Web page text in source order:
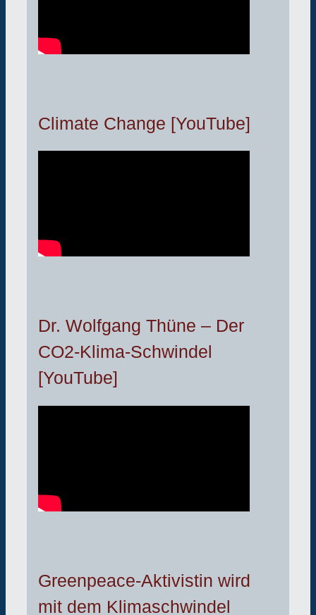
Climate Change [YouTube]
Dr. Wolfgang Thüne – Der
CO2-Klima-Schwindel
[YouTube]
Greenpeace-Aktivistin wird
mit dem Klimaschwindel